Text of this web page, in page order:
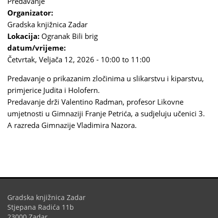
Organizator:
Gradska knjižnica Zadar
Lokacija: Ogranak Bili brig
datum/vrijeme:
Četvrtak, Veljača 12, 2026 - 10:00 to 11:00
Predavanje o prikazanim zločinima u slikarstvu i kiparstvu,
primjerice Judita i Holofern.
Predavanje drži Valentino Radman, profesor Likovne
umjetnosti u Gimnaziji Franje Petrića, a sudjeluju učenici 3.
A razreda Gimnazije Vladimira Nazora.
Gradska knjižnica Zadar
Stjepana Radića 11b